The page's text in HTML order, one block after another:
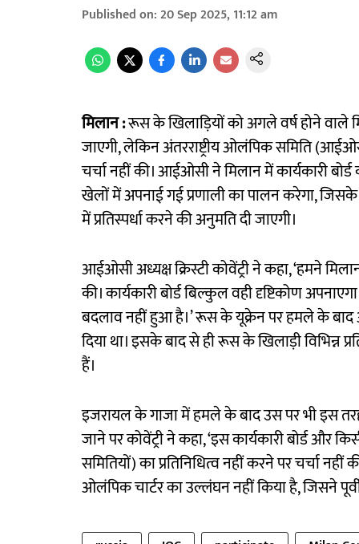
Published on:20 Sep 2025, 11:12 am
मिलान :रूस के खिलाड़ियों को अगले वर्ष होने वाले
जाएगी, लेकिन अंतरराष्ट्रीय ओलंपिक समिति
चर्चा नहीं की। आईओसी ने मिलान में कार्यकारी
खेलों में अपनाई गई प्रणाली का पालन करेगा,
में प्रतिस्पर्धा करने की अनुमति दी जाएगी।
आईओसी अध्यक्ष क्रिस्टी कोवेंट्री ने कहा, ‘हमने
की। कार्यकारी बोर्ड बिल्कुल वही दृष्टिकोण
बदलाव नहीं हुआ है।’ रूस के यूक्रेन पर हमले के
दिया था। इसके बाद से ही रूस के खिलाड़ी विभिन्न
हैं।
इजरायल के गाजा में हमले के बाद उस पर भी इस
जाने पर कोवेंट्री ने कहा, ‘इस कार्यकारी बोर्ड और
समितियों) का प्रतिनिधित्व नहीं करने पर चर्चा
ओलंपिक चार्टर का उल्लंघन नहीं किया है, जिसने